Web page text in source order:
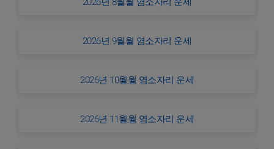
2026년 9월월 염소자리 운세
2026년 10월월 염소자리 운세
2026년 11월월 염소자리 운세